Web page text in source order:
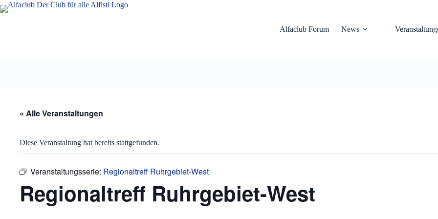
Zum
Inhalt
Alfaclub Forum
News
« Alle Veranstaltungen
Diese Veranstaltung hat bereits stattgefunden.
Veranstaltungsserie: Regionaltreff Ruhrgebiet-West
Regionaltreff Ruhrgebiet-West